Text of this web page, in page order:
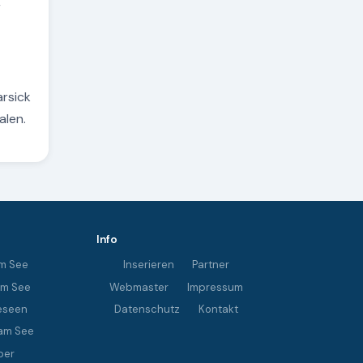
See
See
See
Info
Inserieren
Partner
Webmaster
Impressum
Datenschutz
Kontakt